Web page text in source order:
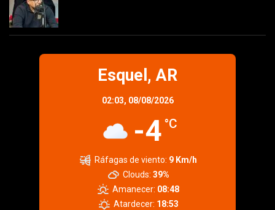
Esquel, AR
02:03, 08/08/2026
-4 °C
Ráfagas de viento: 9 Km/h
Clouds: 39%
Amanecer: 08:48
Atardecer: 18:53